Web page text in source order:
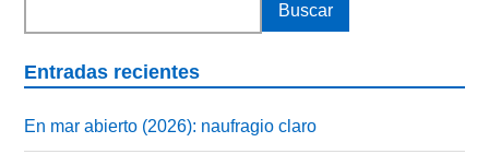
Entradas recientes
En mar abierto (2026): naufragio claro